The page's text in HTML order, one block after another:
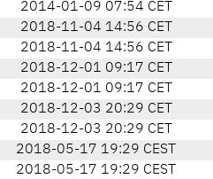
2014-01-09 07:54 CET
2018-11-04 14:56 CET
2018-11-04 14:56 CET
2018-12-01 09:17 CET
2018-12-01 09:17 CET
2018-12-03 20:29 CET
2018-12-03 20:29 CET
2018-05-17 19:29 CEST
2018-05-17 19:29 CEST